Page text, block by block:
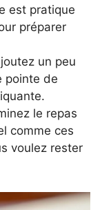
est pratique
préparer
un peu
pointe de
le repas
comme ces
voulez rester